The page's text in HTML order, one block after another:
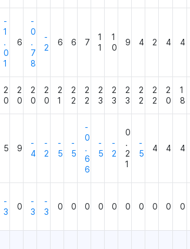
-
1
.
0
1
6
-
0
.
7
8
-
2
6 6 7
1
1
1
0
9 4 2 4 4
2
0
2
0
2
0
2
0
2
1
2
2
2
2
2
3
2
3
2
3
2
2
2
2
2
0
1
8
5 9
-
4
-
2
-
5
-
5
-
0
.
6
6
-
5
-
2
0
.
2
1
-
5
4 4 4
-
3
0
-
3
-
3
0 0 0 0 0 0 0 0 0 0